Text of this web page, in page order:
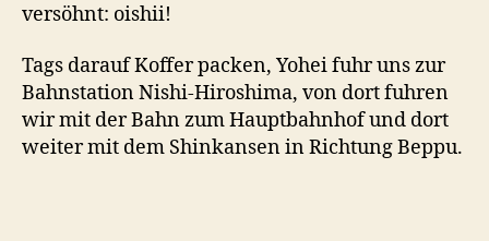
versöhnt: oishii!
Tags darauf Koffer packen, Yohei fuhr uns zur
Bahnstation Nishi-Hiroshima, von dort fuhren
wir mit der Bahn zum Hauptbahnhof und dort
weiter mit dem Shinkansen in Richtung Beppu.